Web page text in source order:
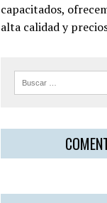
capacitados,
alta calidad y